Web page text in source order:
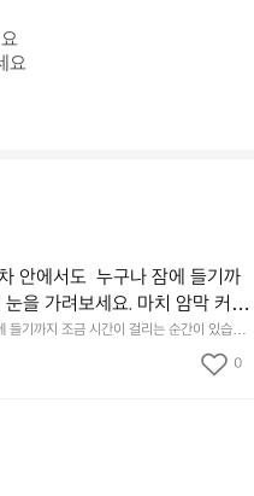
요
안에서도  누구나 잠에 들기까
을 가려보세요. 마치 암막 커튼
근히 감싸줍니다.  차가운 공기
는 것만으로 그곳은 나만의 밤
들기까지 조금 시간이 걸리는 순간이 있습니
Wind Pro™의 온기가 눈가를 포근히 감싸
것만으로 그곳은 나만의 밤이 됩니다.  안녕
0